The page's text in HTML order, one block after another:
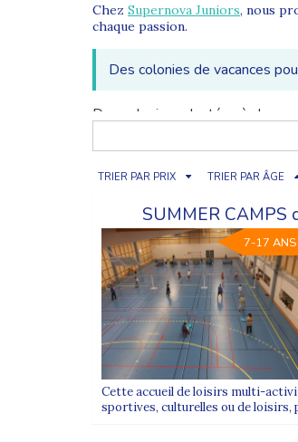
Chez Supernova Juniors, nous
chaque passion.
Des colonies de vacances
Des colonies adaptées à
Nos séjours s’appuient sur un
centres sélectionnés pour leur
Pour les plus jeunes, les
Colonie de vacances 6 ans
Colonie de vacances 7 ans
Colonie de vacances 8 ans
Colonie de vacances 9 ans
Colonie de vacances 10 ans
Colonie de vacances 11 ans
TRIER PAR PRIX TRIER PAR ÂGE
SUMMER CAMPS
7-17 ANS
Cette accueil de loisirs multi-
sportives, culturelles ou de loisirs,